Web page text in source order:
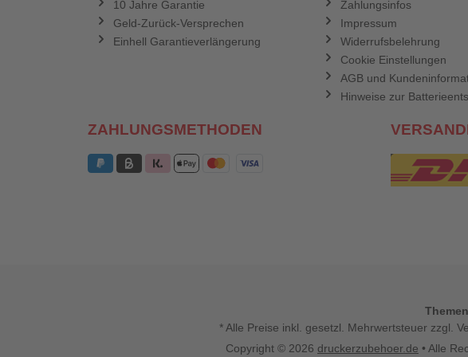
10 Jahre Garantie
Geld-Zurück-Versprechen
Einhell Garantieverlängerung
Zahlungsinfos
Impressum
Widerrufsbelehrung
Cookie Einstellungen
AGB und
Hinweise zur
ZAHLUNGSMETHODEN
* Alle Preise inkl. gesetzl. Mehrwertsteuer zzgl.
Copyright © 2026 druckerzubehoer.de • Alle